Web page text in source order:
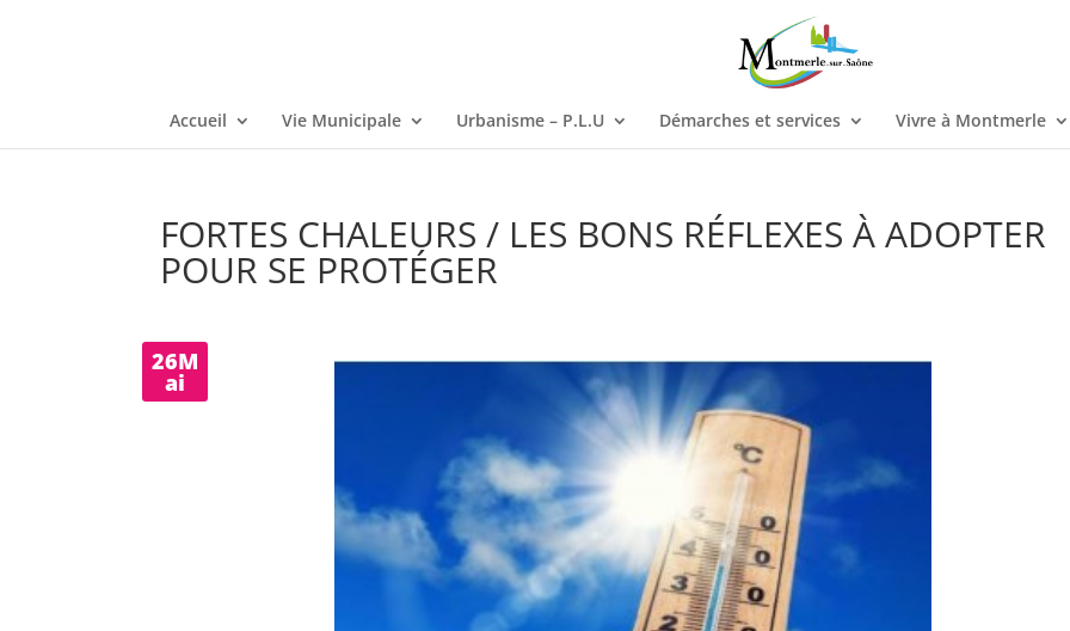
Accueil Vie Municipale Urbanisme – P.L.U Démarches et services Vivre à Montmerle
FORTES CHALEURS / LES BONS RÉFLEXES À ADOPTER
POUR SE PROTÉGER
26M
ai